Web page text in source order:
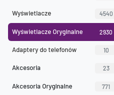
Wyświetlacze 4540
Wyświetlacze Oryginalne 2930
Adaptery do telefonów 10
Akcesoria 23
Akcesoria Oryginalne 771